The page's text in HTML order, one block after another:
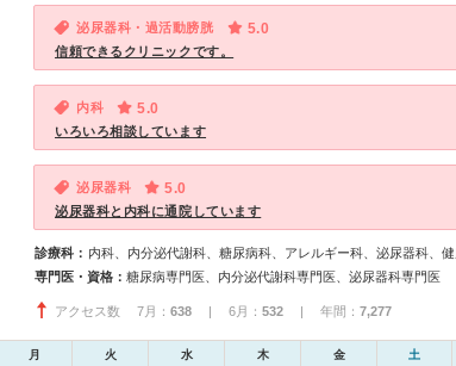
泌尿器科・過活動膀胱 5.0
信頼できるクリニックです。
内科 5.0
いろいろ相談しています
泌尿器科 5.0
泌尿器科と内科に通院しています
診療科： 内科、内分泌代謝科、糖尿病科、アレルギー科、泌尿器科、
専門医・資格： 糖尿病専門医、内分泌代謝科専門医、泌尿器科専門医
アクセス数 7月： 638 | 6月： 532 | 年間： 7,277
月 火 水 木 金 土